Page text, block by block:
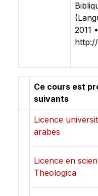
2011
Ce cours est
suivants
Licence
arabes
Licence en
Theologica